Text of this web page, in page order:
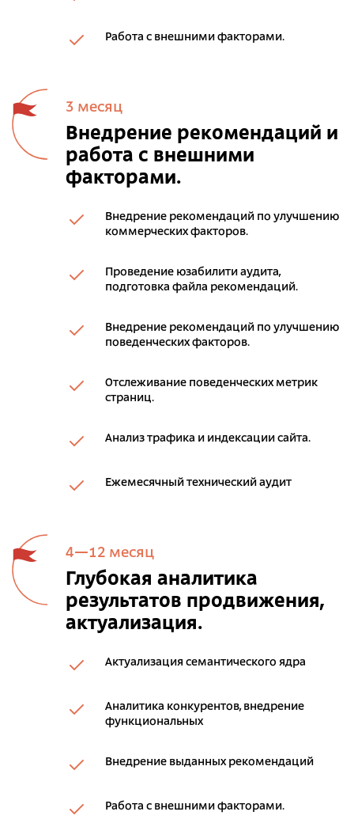
Работа с внешними факторами.
3 месяц
Внедрение рекомендаций и
работа с внешними
факторами.
Внедрение рекомендаций по улучшению
коммерческих факторов.
Проведение юзабилити аудита,
подготовка файла рекомендаций.
Внедрение рекомендаций по улучшению
поведенческих факторов.
Отслеживание поведенческих метрик
страниц.
Анализ трафика и индексации сайта.
Ежемесячный технический аудит
4—12 месяц
Глубокая аналитика
результатов продвижения,
актуализация.
Актуализация семантического ядра
Аналитика конкурентов, внедрение
функциональных
Внедрение выданных рекомендаций
Работа с внешними факторами.